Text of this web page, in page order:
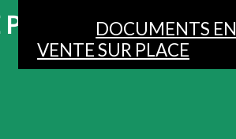
DOCUMENTS EN
VENTE SUR PLACE
DATE